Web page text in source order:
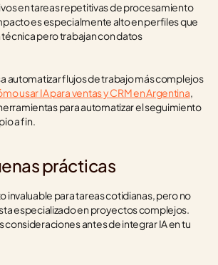
en tareas repetitivas de procesamiento
es especialmente alto en perfiles que
pero trabajan con datos
automatizar flujos de trabajo más complejos
usar IA para ventas y CRM en Argentina,
para automatizar el seguimiento
a fin.
prácticas
invaluable para tareas cotidianas, pero no
especializado en proyectos complejos.
consideraciones antes de integrar IA en tu